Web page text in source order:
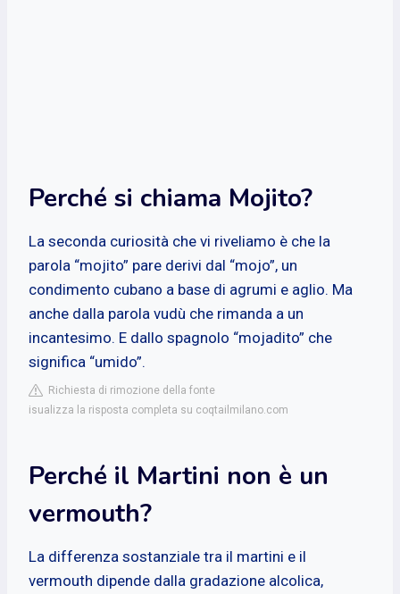
Perché si chiama Mojito?
La seconda curiosità che vi riveliamo è che la
parola “mojito” pare derivi dal “mojo”, un
condimento cubano a base di agrumi e aglio. Ma
anche dalla parola vudù che rimanda a un
incantesimo. E dallo spagnolo “mojadito” che
significa “umido”.
Richiesta di rimozione della fonte
isualizza la risposta completa su coqtailmilano.com
Perché il Martini non è un
vermouth?
La differenza sostanziale tra il martini e il
vermouth dipende dalla gradazione alcolica,